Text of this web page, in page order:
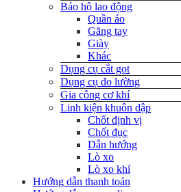
Bảo hộ lao động
Quần áo
Găng tay
Giày
Khác
Dụng cụ cắt gọt
Dụng cụ đo lường
Gia công cơ khí
Linh kiện khuôn dập
Chốt định vị
Chốt đục
Dẫn hướng
Lò xo
Lò xo khí
Hướng dẫn thanh toán